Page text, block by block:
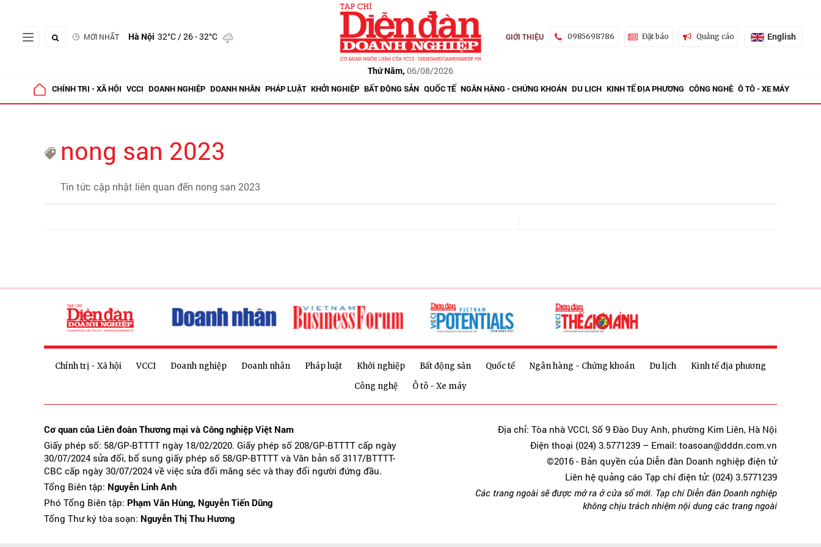
MỚI NHẤT Hà Nội 32°C/ 26 - 32°C
Thứ Năm, 06/08/2026
GIỚI THIỆU 0985698786 Đặt báo Quảng cáo English
CHÍNH TRỊ - XÃ HỘI VCCI DOANH NGHIỆP DOANH NHÂN PHÁP LUẬT KHỞI NGHIỆP BẤT ĐỘNG SẢN QUỐC TẾ NGÂN HÀNG - CHỨNG KHOÁN DU LỊCH KINH TẾ ĐỊA PHƯƠNG CÔNG NGHỆ Ô TÔ - XE MÁY
nong san 2023
Tin tức cập nhật liên quan đến nong san 2023
Chính trị - Xã hội VCCI Doanh nghiệp Doanh nhân Pháp luật Khởi nghiệp Bất động sản Quốc tế Ngân hàng - Chứng khoán Du lịch
Kinh tế địa phương
Công nghệ
Ô tô - Xe máy
Cơ quan của Liên đoàn Thương mại và Công nghiệp Việt Nam
Giấy phép số: 58/GP-BTTTT ngày 18/02/2020. Giấy phép số 208/GP-BTTTT cấp ngày
30/07/2024 sửa đổi, bổ sung giấy phép số 58/GP-BTTTT và Văn bản số 3117/BTTTT-
CBC cấp ngày 30/07/2024 về việc sửa đổi măng séc và thay đổi người đứng đầu.
Tổng Biên tập: Nguyễn Linh Anh
Phó Tổng Biên tập: Phạm Văn Hùng, Nguyễn Tiến Dũng
Tổng Thư ký tòa soạn: Nguyễn Thị Thu Hương
Địa chỉ: Tòa nhà VCCI, Số 9 Đào Duy Anh, phường Kim Liên, Hà Nội
Điện thoại (024) 3.5771239 – Email: toasoan@dddn.com.vn
©2016 - Bản quyền của Diễn đàn Doanh nghiệp điện tử
Liên hệ quảng cáo Tạp chí điện tử: (024) 3.5771239
Các trang ngoài sẽ được mở ra ở cửa sổ mới. Tạp chí Diễn đàn Doanh nghiệp
không chịu trách nhiệm nội dung các trang ngoài